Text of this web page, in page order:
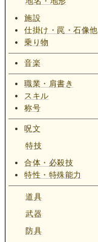
施設
仕掛け・罠・石像他
乗り物
音楽
職業・肩書き
スキル
称号
呪文
特技
合体・必殺技
特性・特殊能力
道具
武器
防具